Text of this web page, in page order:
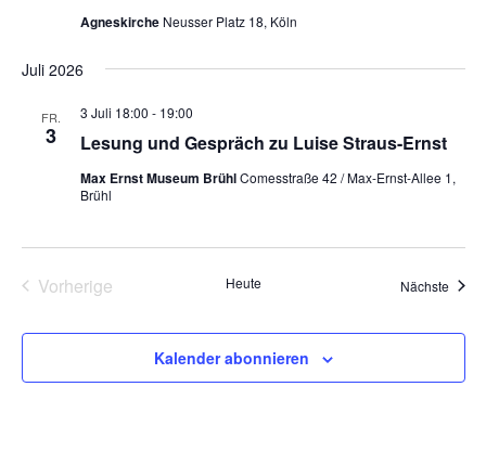
Agneskirche Neusser Platz 18, Köln
Juli 2026
FR.
3 Lesung und Gespräch zu Luise Straus-Ernst
3 Juli 18:00 - 19:00
Max Ernst Museum BrühlComesstraße 42 / Max-Ernst-Allee 1,
Brühl
Vorherige
Heute Nächste
Kalender abonnieren